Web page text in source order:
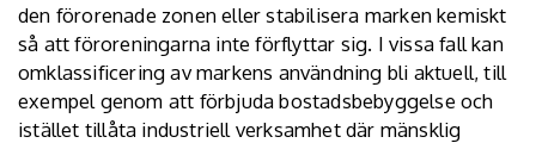
den förorenade zonen eller stabilisera marken kemiskt
så att föroreningarna inte förflyttar sig. I vissa fall kan
omklassificering av markens användning bli aktuell, till
exempel genom att förbjuda bostadsbebyggelse och
istället tillåta industriell verksamhet där mänsklig